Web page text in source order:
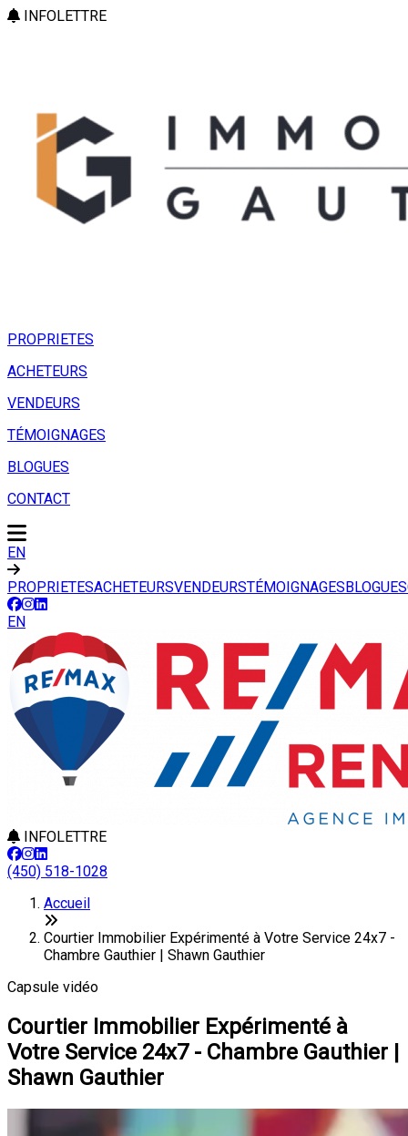
INFOLETTRE
PROPRIETES
ACHETEURS
VENDEURS
TÉMOIGNAGES
BLOGUES
CONTACT
EN
PROPRIETESACHETEURSVENDEURSTÉMOIGNAGESBLOGUES
EN
INFOLETTRE
(450) 518-1028
Accueil
Courtier Immobilier Expérimenté à Votre Service 24x7 -
Chambre Gauthier | Shawn Gauthier
Capsule vidéo
Courtier Immobilier Expérimenté à
Votre Service 24x7 - Chambre Gauthier |
Shawn Gauthier